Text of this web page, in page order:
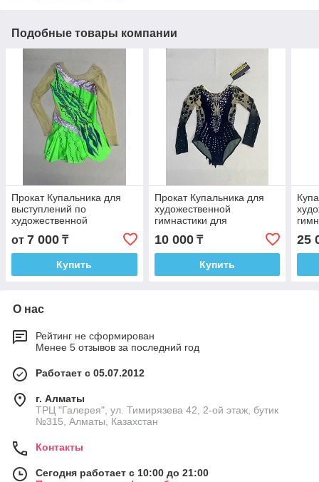
Подобные товары компании
Прокат Купальника для
выступлений по
художественной
гимнастики
от 7 000 ₸
Купить
Прокат Купальника для
художественной
гимнастики для
выступлений
10 000₸
Купить
25
О нас
Рейтинг не сформирован
Менее 5 отзывов за последний год
Работает с 05.07.2012
г. Алматы
ТРЦ "Галерея", ул. Тимирязева 42, 2-ой этаж, бутик
№315, Алматы, Казахстан
Контакты
Сегодня работает с 10:00 до 21:00